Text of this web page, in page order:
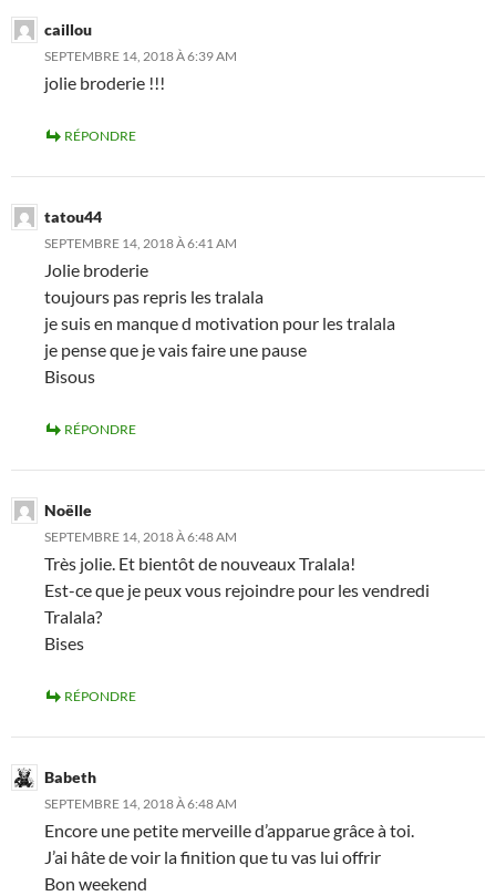
caillou
SEPTEMBRE 14, 2018 À 6:39 AM
jolie broderie !!!
RÉPONDRE
tatou44
SEPTEMBRE 14, 2018 À 6:41 AM
Jolie broderie
toujours pas repris les tralala
je suis en manque d motivation pour les tralala
je pense que je vais faire une pause
Bisous
RÉPONDRE
Noëlle
SEPTEMBRE 14, 2018 À 6:48 AM
Très jolie. Et bientôt de nouveaux Tralala!
Est-ce que je peux vous rejoindre pour les vendredi
Tralala?
Bises
RÉPONDRE
Babeth
SEPTEMBRE 14, 2018 À 6:48 AM
Encore une petite merveille d’apparue grâce à toi.
J’ai hâte de voir la finition que tu vas lui offrir
Bon weekend